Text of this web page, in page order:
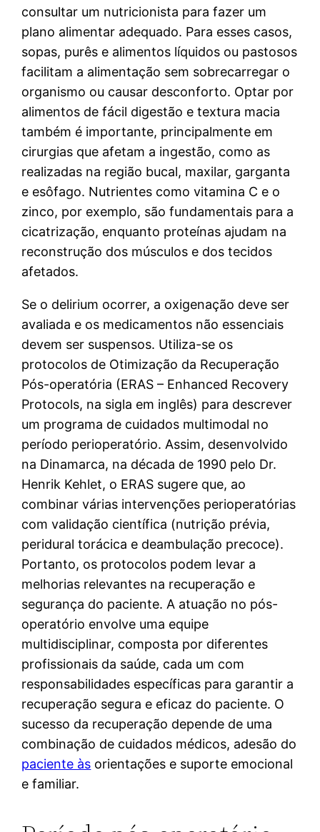
consultar um nutricionista para fazer um
plano alimentar adequado. Para esses casos,
sopas, purês e alimentos líquidos ou pastosos
facilitam a alimentação sem sobrecarregar o
organismo ou causar desconforto. Optar por
alimentos de fácil digestão e textura macia
também é importante, principalmente em
cirurgias que afetam a ingestão, como as
realizadas na região bucal, maxilar, garganta
e esôfago. Nutrientes como vitamina C e o
zinco, por exemplo, são fundamentais para a
cicatrização, enquanto proteínas ajudam na
reconstrução dos músculos e dos tecidos
afetados.
Se o delirium ocorrer, a oxigenação deve ser
avaliada e os medicamentos não essenciais
devem ser suspensos. Utiliza-se os
protocolos de Otimização da Recuperação
Pós-operatória (ERAS – Enhanced Recovery
Protocols, na sigla em inglês) para descrever
um programa de cuidados multimodal no
período perioperatório. Assim, desenvolvido
na Dinamarca, na década de 1990 pelo Dr.
Henrik Kehlet, o ERAS sugere que, ao
combinar várias intervenções perioperatórias
com validação científica (nutrição prévia,
peridural torácica e deambulação precoce).
Portanto, os protocolos podem levar a
melhorias relevantes na recuperação e
segurança do paciente. A atuação no pós-
operatório envolve uma equipe
multidisciplinar, composta por diferentes
profissionais da saúde, cada um com
responsabilidades específicas para garantir a
recuperação segura e eficaz do paciente. O
sucesso da recuperação depende de uma
combinação de cuidados médicos, adesão do
paciente às orientações e suporte emocional
e familiar.